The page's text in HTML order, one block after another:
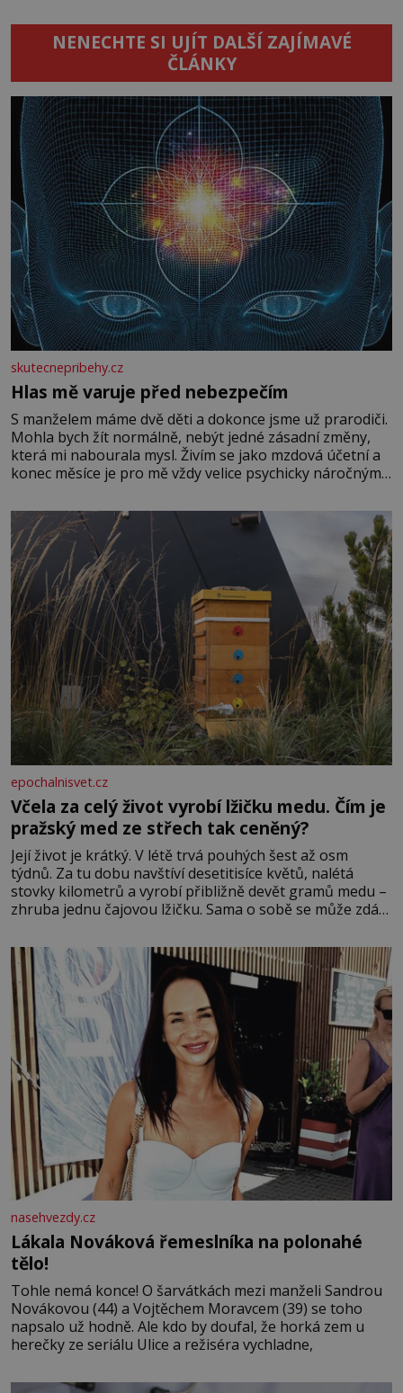
NENECHTE SI UJÍT DALŠÍ ZAJÍMAVÉ
ČLÁNKY
skutecnepribehy.cz
Hlas mě varuje před nebezpečím
S manželem máme dvě děti a dokonce jsme už prarodiči.
Mohla bych žít normálně, nebýt jedné zásadní změny,
která mi nabourala mysl. Živím se jako mzdová účetní a
konec měsíce je pro mě vždy velice psychicky náročným
dál častěji volá o pomoc, co se hlídání týče. Dalo by se
epochalnisvet.cz
Včela za celý život vyrobí lžičku medu. Čím je
pražský med ze střech tak ceněný?
Její život je krátký. V létě trvá pouhých šest až osm
týdnů. Za tu dobu navštíví desetitisíce květů, nalétá
stovky kilometrů a vyrobí přibližně devět gramů medu –
zhruba jednu čajovou lžičku. Sama o sobě se může zdát
tisíc příslušnic svého včelstva, vznikne jeden z
nejdokonalejších organismů
nasehvezdy.cz
Lákala Nováková řemeslníka na polonahé
tělo!
Tohle nemá konce! O šarvátkách mezi manželi Sandrou
Novákovou (44) a Vojtěchem Moravcem (39) se toho
napsalo už hodně. Ale kdo by doufal, že horká zem u
herečky ze seriálu Ulice a režiséra vychladne,